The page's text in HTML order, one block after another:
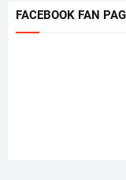
FACEBOOK FAN